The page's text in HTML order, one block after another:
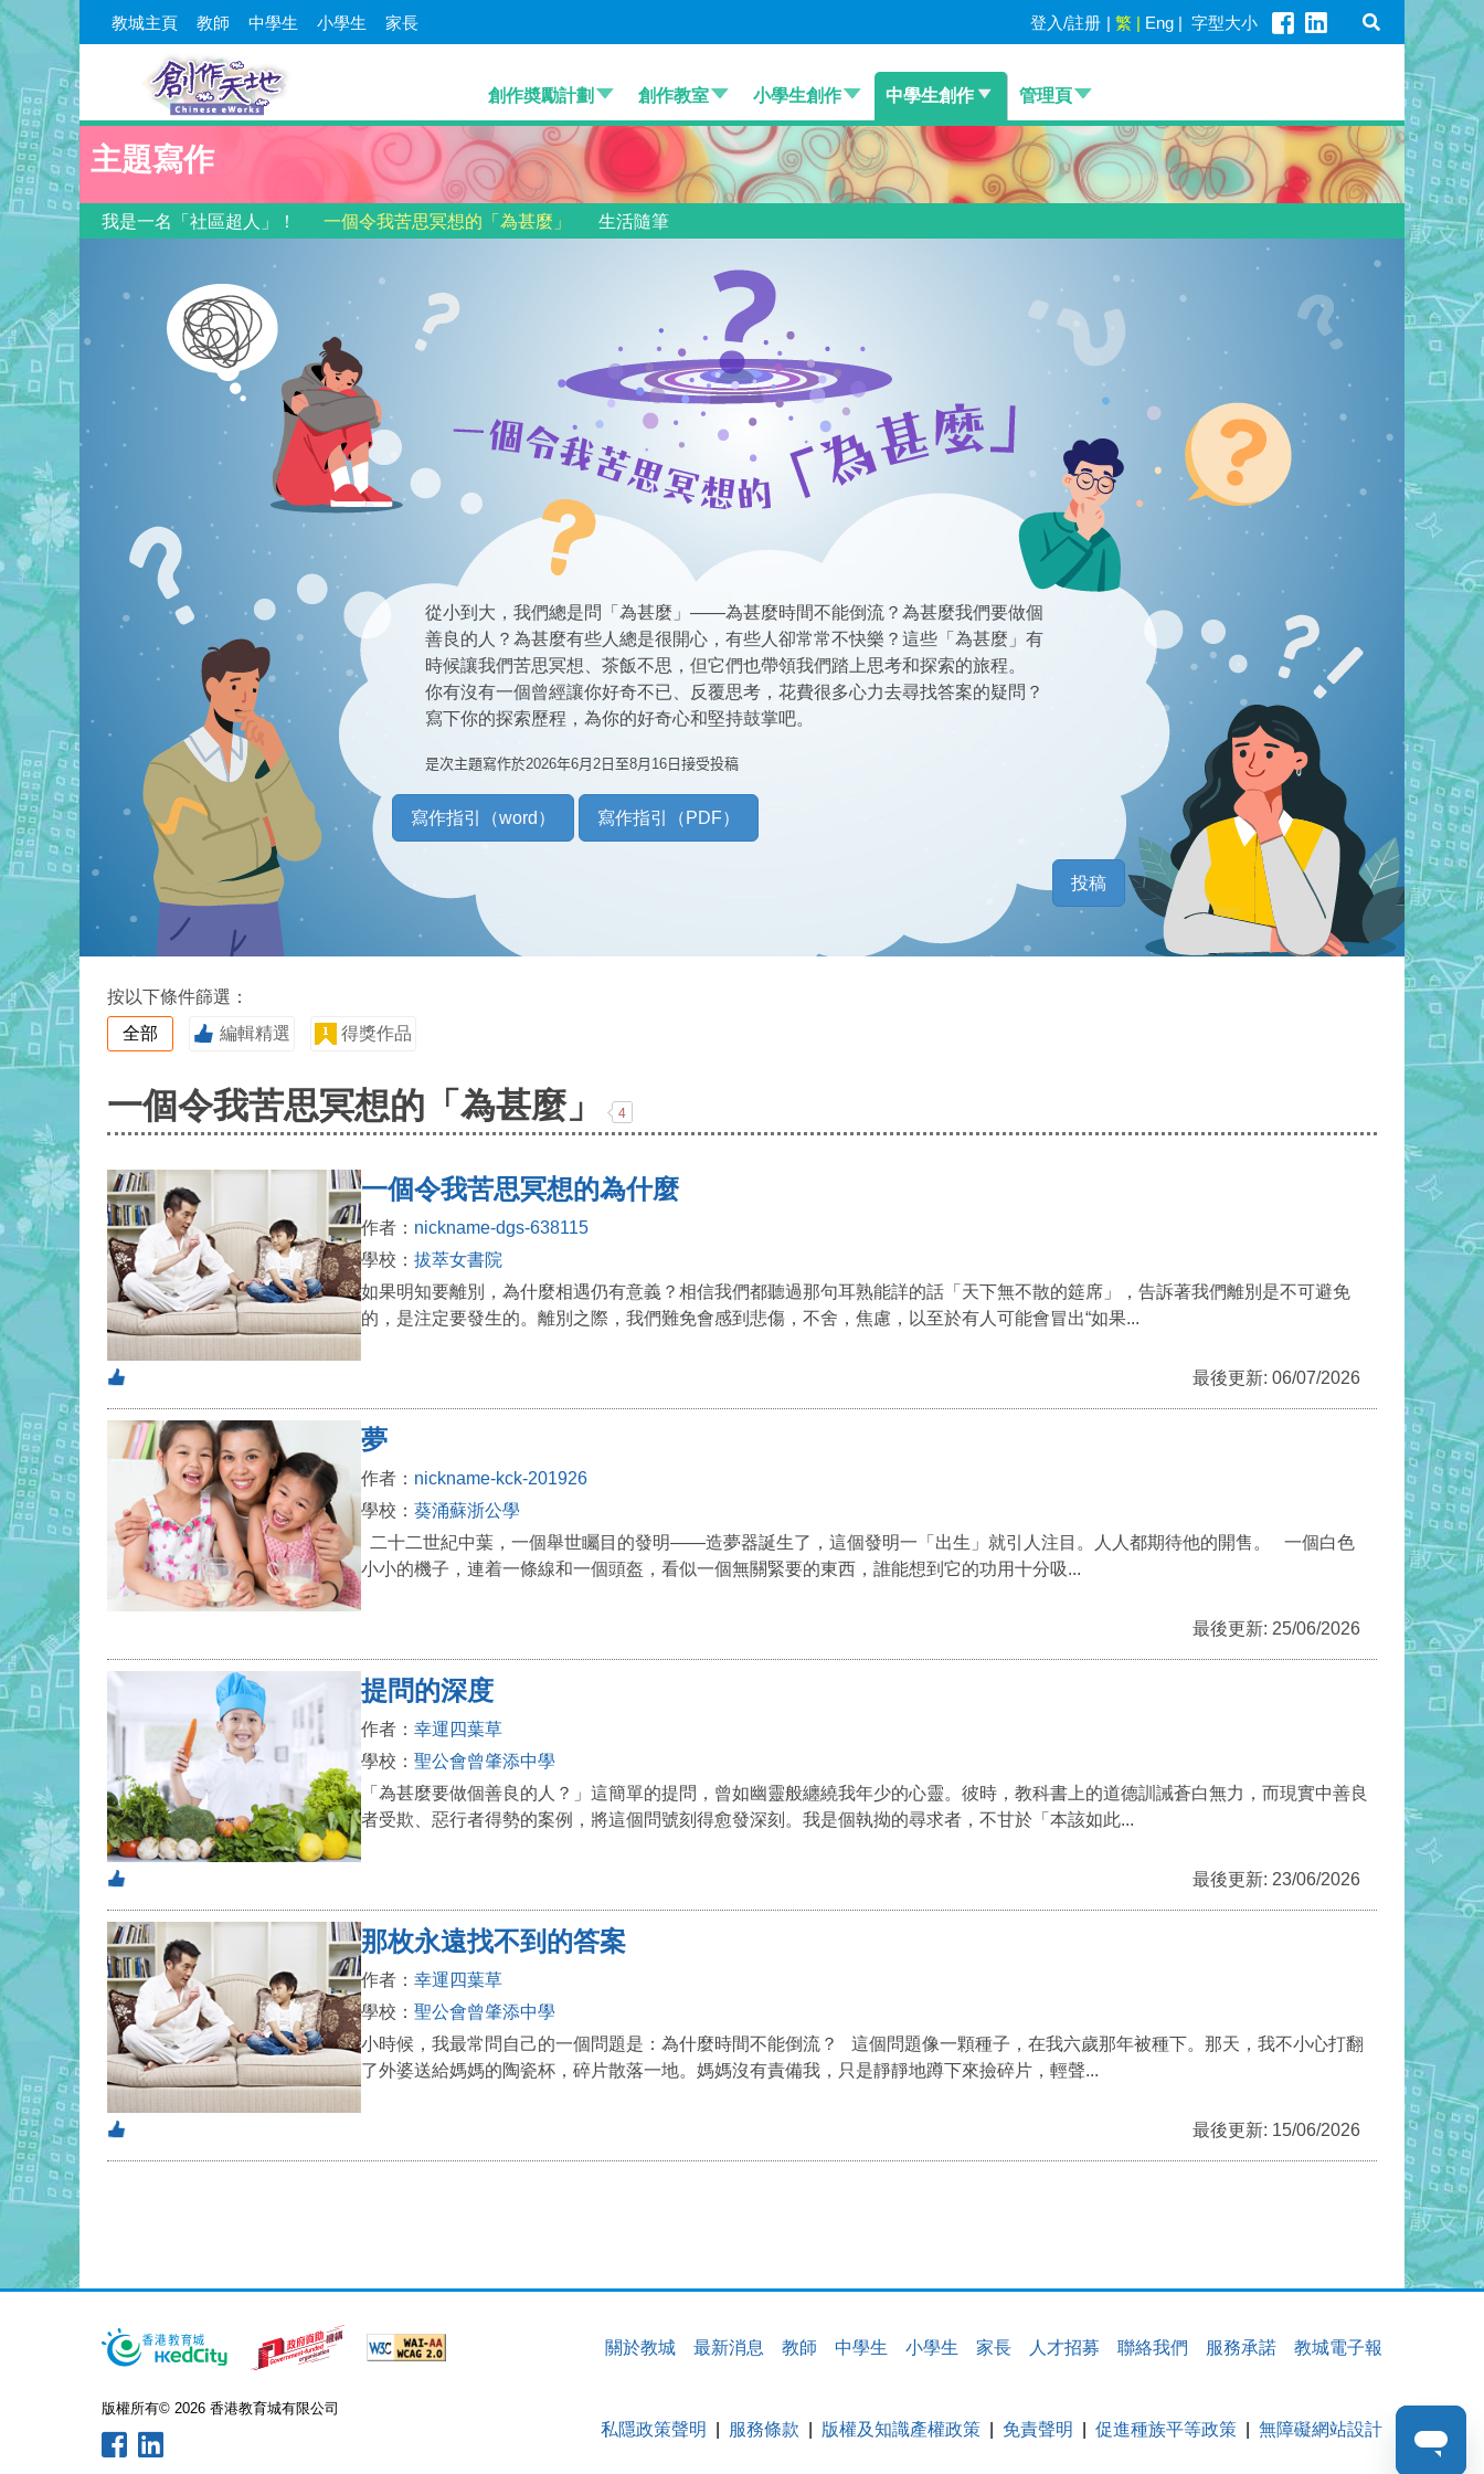
教城主頁 教師 中學生 小學生 家長 登入/註册 | 繁 | Eng | 字型大小
創作奬勵計劃 創作教室 小學生創作 中學生創作 管理頁
主題寫作
我是一名「社區超人」！ 一個令我苦思冥想的「為甚麼」 生活隨筆
從小到大，我們總是問「為甚麼」——為甚麼時間不能倒流？為甚麼我們要做個
善良的人？為甚麼有些人總是很開心，有些人卻常常不快樂？這些「為甚麼」有
時候讓我們苦思冥想、茶飯不思，但它們也帶領我們踏上思考和探索的旅程。
你有沒有一個曾經讓你好奇不已、反覆思考，花費很多心力去尋找答案的疑問？
寫下你的探索歷程，為你的好奇心和堅持鼓掌吧。
是次主題寫作於2026年6月2日至8月16日接受投稿
寫作指引（word） 寫作指引（PDF）
投稿
按以下條件篩選：
全部
編輯精選 得獎作品
一個令我苦思冥想的「為甚麼」 4
一個令我苦思冥想的為什麼
作者： nickname-dgs-638115
學校： 拔萃女書院
如果明知要離別，為什麼相遇仍有意義？相信我們都聽過那句耳熟能詳的話「天下無不散的筵席」，告訴著我們離別是不可避免
的，是注定要發生的。離別之際，我們難免會感到悲傷，不舍，焦慮，以至於有人可能會冒出“如果...
最後更新: 06/07/2026
夢
作者： nickname-kck-201926
學校： 葵涌蘇浙公學
二十二世紀中葉，一個舉世矚目的發明——造夢器誕生了，這個發明一「出生」就引人注目。人人都期待他的開售。 一個白色
小小的機子，連着一條線和一個頭盔，看似一個無關緊要的東西，誰能想到它的功用十分吸...
最後更新: 25/06/2026
提問的深度
作者： 幸運四葉草
學校： 聖公會曾肇添中學
「為甚麼要做個善良的人？」這簡單的提問，曾如幽靈般纏繞我年少的心靈。彼時，教科書上的道德訓誡蒼白無力，而現實中善良
者受欺、惡行者得勢的案例，將這個問號刻得愈發深刻。我是個執拗的尋求者，不甘於「本該如此...
最後更新: 23/06/2026
那枚永遠找不到的答案
作者： 幸運四葉草
學校： 聖公會曾肇添中學
小時候，我最常問自己的一個問題是：為什麼時間不能倒流？ 這個問題像一顆種子，在我六歲那年被種下。那天，我不小心打翻
了外婆送給媽媽的陶瓷杯，碎片散落一地。媽媽沒有責備我，只是靜靜地蹲下來撿碎片，輕聲...
最後更新: 15/06/2026
關於教城 最新消息 教師 中學生 小學生 家長 人才招募 聯絡我們 服務承諾 教城電子報
版權所有© 2026 香港教育城有限公司
私隱政策聲明 服務條款 版權及知識產權政策 免責聲明 促進種族平等政策 無障礙網站設計